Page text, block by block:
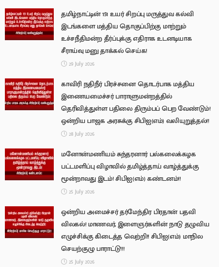
தமிழ்நாட்டின் 151 உயர் சிறப்பு மருத்துவ கல்வி
இடங்களை மத்திய தொகுப்பிற்கு மாற்றும்
உச்சநீதிமன்ற தீர்ப்புக்கு எதிராக உடனடியாக
சீராய்வு மனு தாக்கல் செய்க!
29 July 2026
காவிரி நதிநீர் பிரச்சனை தொடர்பாக மத்திய
இணையமைச்சர் பாராளுமன்றத்தில்
தெரிவித்துள்ள பதிலை திரும்பப் பெற வேண்டும்!
ஒன்றிய பாஜக அரசுக்கு சிபிஐ(எம்) வலியுறுத்தல்!!
28 July 2026
மனோன்மணியம் சுந்தரனார் பல்கலைக்கழக
பட்டமளிப்பு விழாவில் தமிழ்த்தாய் வாழ்த்துக்கு
மூன்றாவது இடம்! சிபிஐ(எம்) கண்டனம்!!
25 July 2026
ஒன்றிய அமைச்சர் தர்மேந்திர பிரதான் பதவி
விலகல்! மாணவர், இளைஞர்களின் நாடு தழுவிய
எழுச்சிக்கு கிடைத்த வெற்றி!! சிபிஐ(எம்) மாநில
செயற்குழு பாராட்டு!!!
25 July 2026